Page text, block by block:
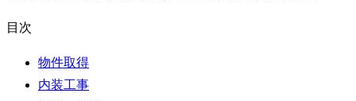
目次
物件取得
内装工事